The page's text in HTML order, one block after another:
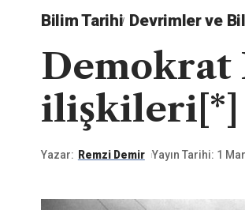
Bilim Tarihi Devrimler ve
Demokrat
ilişkileri[*]
Yazar: Remzi Demir Yayın Tarihi: 1